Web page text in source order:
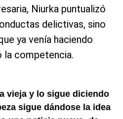
Niurka puntualizó
delictivas, sino
ya venía haciendo
la competencia.
vieja y lo sigue diciendo
sigue dándose la idea